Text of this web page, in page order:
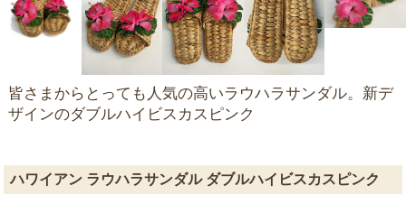
皆さまからとっても人気の高いラウハラサンダル。新デ
ザインのダブルハイビスカスピンク
ハワイアン ラウハラサンダル ダブルハイビスカスピンク